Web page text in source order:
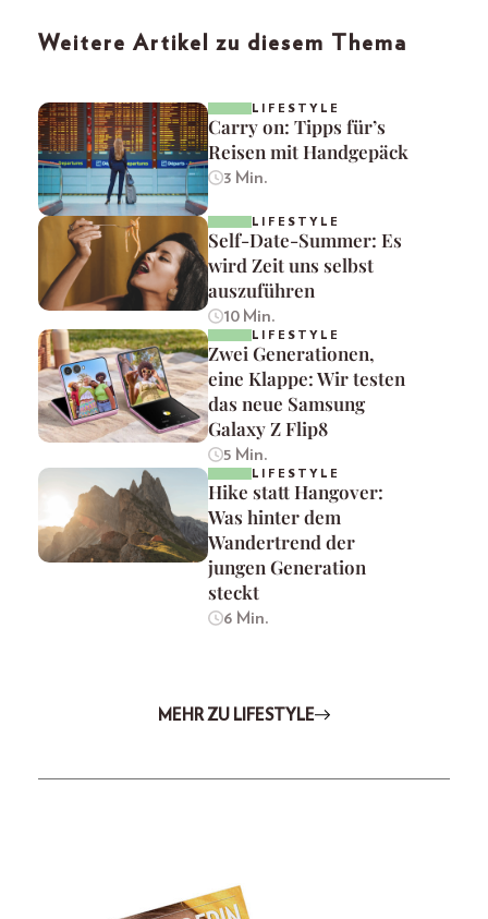
Weitere Artikel zu diesem Thema
LIFESTYLE
Carry on: Tipps für’s
Reisen mit Handgepäck
3 Min.
LIFESTYLE
Self-Date-Summer: Es
wird Zeit uns selbst
auszuführen
10 Min.
LIFESTYLE
Zwei Generationen,
eine Klappe: Wir testen
das neue Samsung
Galaxy Z Flip8
5 Min.
LIFESTYLE
Hike statt Hangover:
Was hinter dem
Wandertrend der
jungen Generation
steckt
6 Min.
MEHR ZU LIFESTYLE